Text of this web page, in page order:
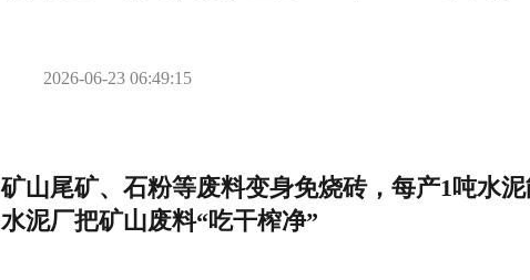
2026-06-23 06:49:15
矿山尾矿、石粉等废料变身免烧砖，每产1吨水
水泥厂把矿山废料“吃干榨净”